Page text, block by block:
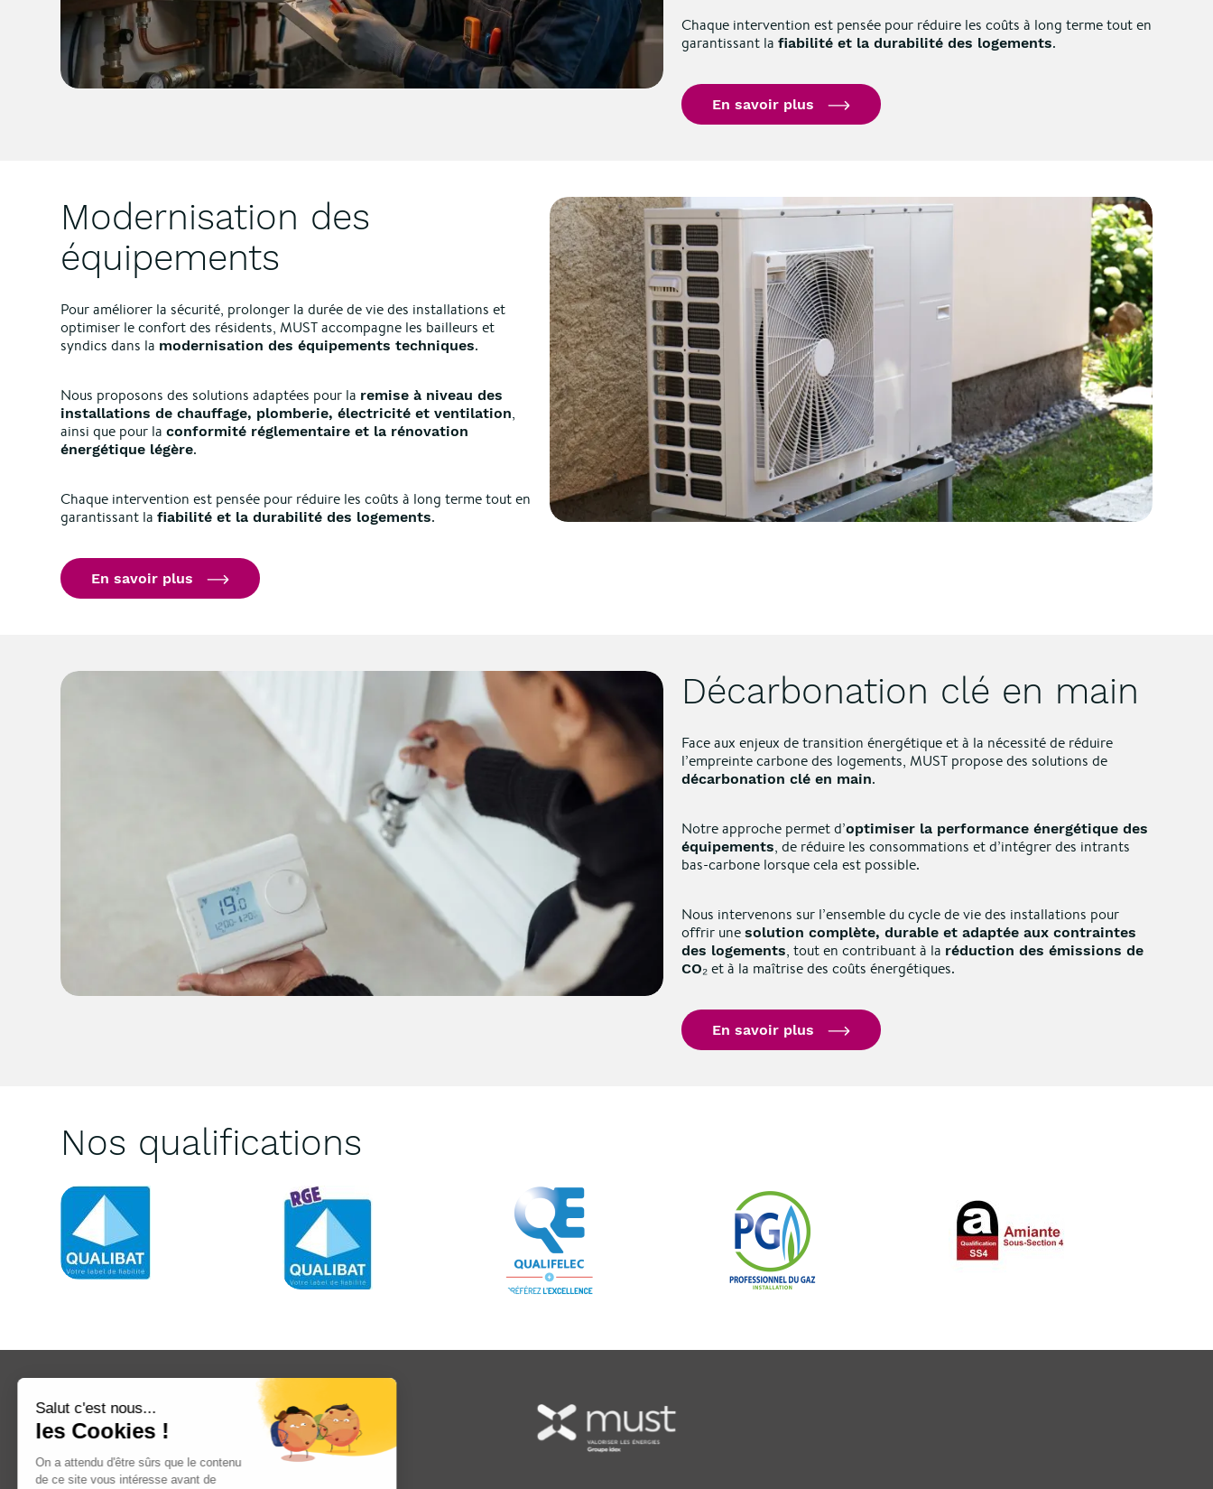
Chaque intervention est pensée pour réduire les coûts à long terme tout en
garantissant la fiabilité et la durabilité des logements.
En savoir plus
Modernisation des
équipements
Pour améliorer la sécurité, prolonger la durée de vie des installations et
optimiser le confort des résidents, MUST accompagne les bailleurs et
syndics dans la modernisation des équipements techniques.
Nous proposons des solutions adaptées pour la remise à niveau des
installations de chauffage, plomberie, électricité et ventilation,
ainsi que pour laconformité réglementaire et la rénovation
énergétique légère.
Chaque intervention est pensée pour réduire les coûts à long terme tout en
garantissant lafiabilité et la durabilité des logements.
En savoir plus
Décarbonation clé en main
Face aux enjeux de transition énergétique et à la nécessité de réduire
l’empreinte carbone des logements, MUST propose des solutions de
décarbonation clé en main.
Notre approche permet d’optimiser la performance énergétique des
équipements, de réduire les consommations et d’intégrer des intrants
bas-carbone lorsque cela est possible.
Nous intervenons sur l’ensemble du cycle de vie des installations pour
offrir une solution complète, durable et adaptée aux contraintes
des logements, tout en contribuant à la réduction des émissions de
CO₂et à la maîtrise des coûts énergétiques.
En savoir plus
Nos qualifications